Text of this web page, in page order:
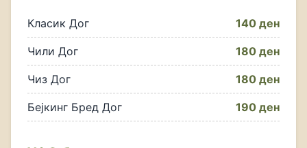
Класик Дог 140 ден
Чили Дог 180 ден
Чиз Дог 180 ден
Бејкинг Бред Дог 190 ден